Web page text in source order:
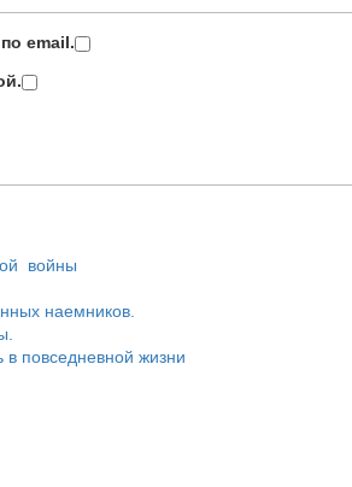
email.
войны
наемников.
в повседневной жизни